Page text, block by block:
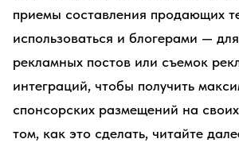
приемы составления продающих
использоваться и блогерами —
рекламных постов или съемок
интеграций, чтобы получить
спонсорских размещений на
том, как это сделать, читайте